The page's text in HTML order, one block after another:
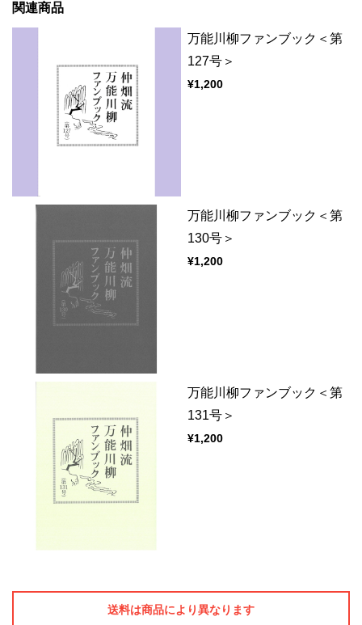
関連商品
万能川柳ファンブック＜第
127号＞
¥1,200
万能川柳ファンブック＜第
130号＞
¥1,200
万能川柳ファンブック＜第
131号＞
¥1,200
送料は商品により異なります